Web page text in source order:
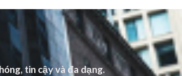
tin cậy và đa dạng.